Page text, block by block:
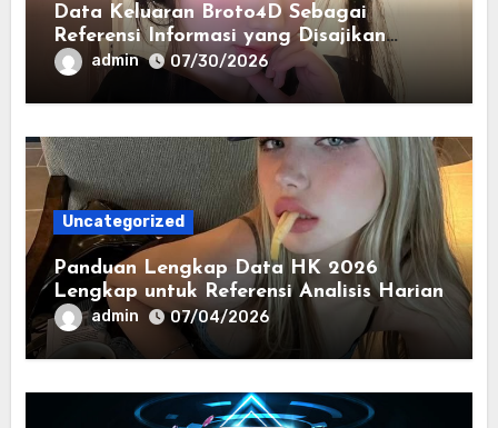
Data Keluaran Broto4D Sebagai
Referensi Informasi yang Disajikan
Secara Sistematis
admin 07/30/2026
Uncategorized
Panduan Lengkap Data HK 2026
Lengkap untuk Referensi Analisis Harian
admin 07/04/2026